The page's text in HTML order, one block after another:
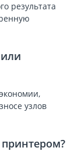
результата
узлов